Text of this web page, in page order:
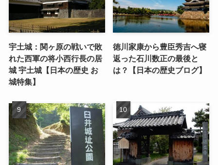
宇土城：関ヶ原の戦いで敗
れた西軍の将小西行長の居
城 宇土城【日本の歴史 お
城特集】
徳川家康から豊臣秀吉へ寝
返った石川数正の最後と
は？【日本の歴史ブログ】